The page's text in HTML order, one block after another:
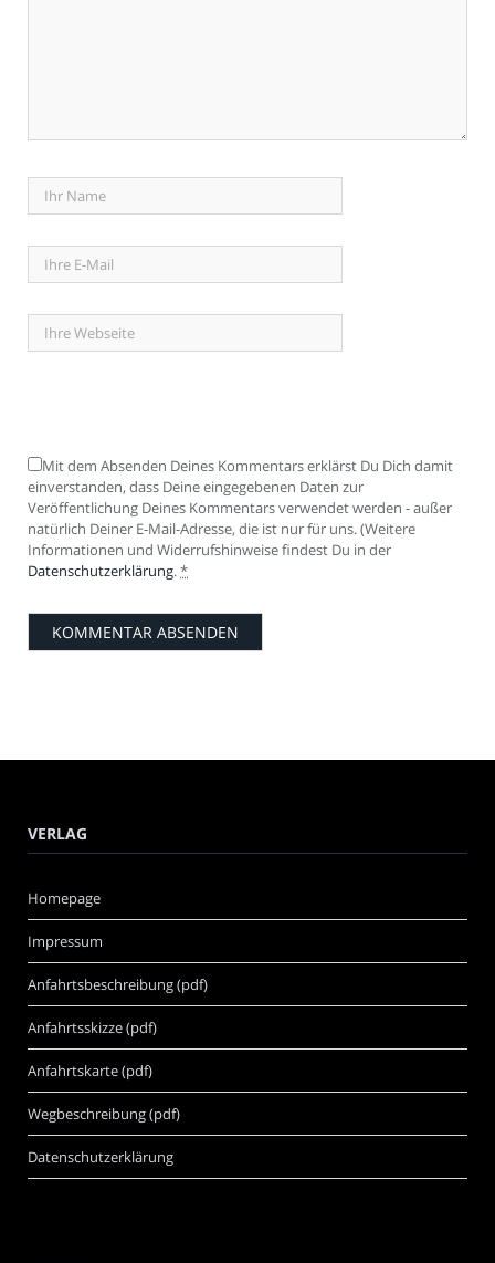
Mit dem Absenden Deines Kommentars erklärst Du Dich damit
einverstanden, dass Deine eingegebenen Daten zur
Veröffentlichung Deines Kommentars verwendet werden - außer
natürlich Deiner E-Mail-Adresse, die ist nur für uns. (Weitere
Informationen und Widerrufshinweise findest Du in der
Datenschutzerklärung.*
VERLAG
Homepage
Impressum
Anfahrtsbeschreibung (pdf)
Anfahrtsskizze (pdf)
Anfahrtskarte (pdf)
Wegbeschreibung (pdf)
Datenschutzerklärung